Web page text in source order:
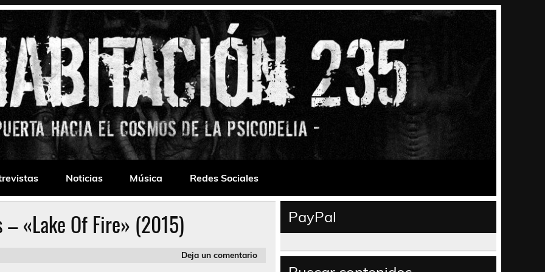
Noticias Música Redes Sociales
«Lake Of Fire» (2015)
Deja un comentario
PayPal